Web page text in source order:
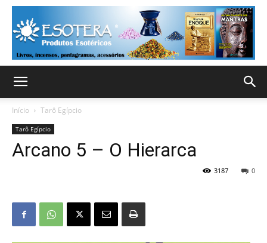
Início Tarô Egípcio
Tarô Egípcio
Arcano 5 – O Hierarca
0
3187